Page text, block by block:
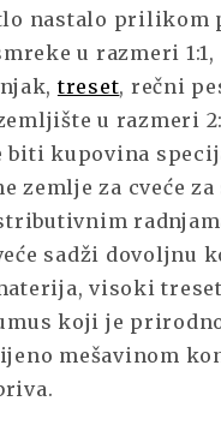
nastalo prilikom
u razmeri
treset, rečni
u razmeri
biti kupovina
zemlje za cveće za
sadži dovoljnu
visoki
koji je
mešavinom